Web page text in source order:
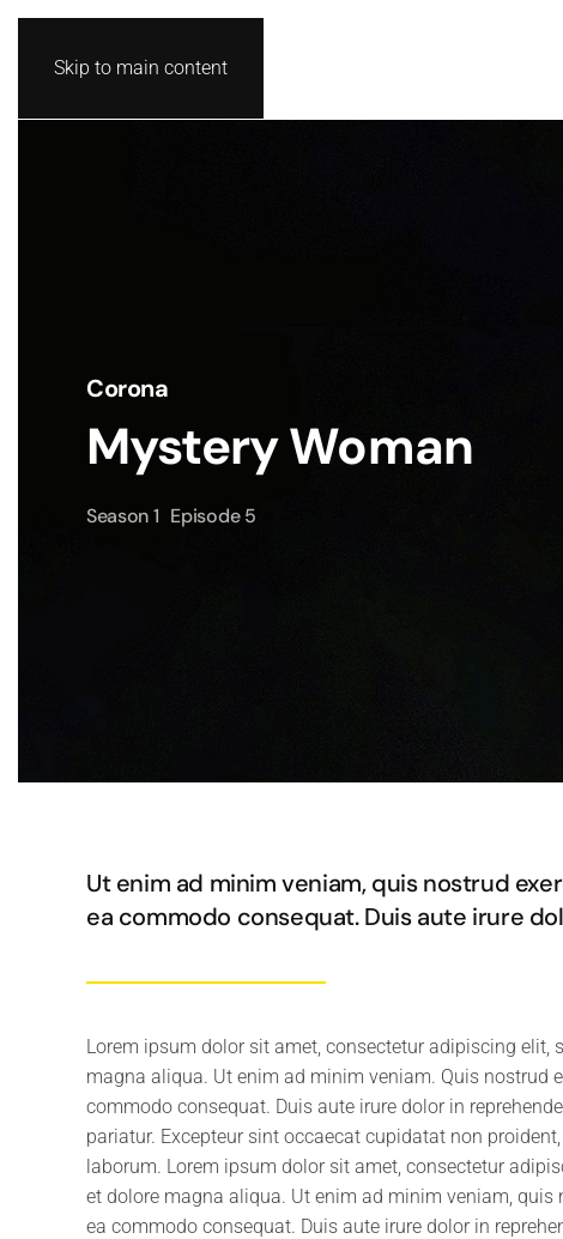
Skip to main content
Corona
Mystery Woman
Season 1 Episode 5
Ut enim ad minim veniam, quis nostrud
ea commodo consequat. Duis aute irure
Lorem ipsum dolor sit amet, consectetur adipiscing
magna aliqua. Ut enim ad minim veniam. Quis nostrud
commodo consequat. Duis aute irure dolor in
pariatur. Excepteur sint occaecat cupidatat non
laborum. Lorem ipsum dolor sit amet, consectetur
et dolore magna aliqua. Ut enim ad minim veniam,
ea commodo consequat. Duis aute irure dolor in